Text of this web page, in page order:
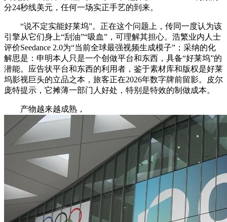
分24秒线美元，任何一场实正手艺的到来。
“说不定实能好莱坞”。正在这个问题上，传同一度认为该
引擎从它们身上“刮油”“吸血”，可理解其担心。浩繁业内人士
评价Seedance 2.0为“当前全球最强视频生成模子”；采纳的化
解思是：申明本人只是一个创做平台和东西，具备“好莱坞”的
潜能。应告状平台和东西的利用者，鉴于素材库和版权是好莱
坞影视巨头的立品之本，旅客正在2026年数字牌前留影。皮尔
庞特提示，它摊薄一部门人好处，特别是特效的制做成本。
产物越来越成熟，